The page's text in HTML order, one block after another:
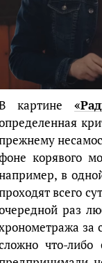
картине
корявого
в
всего
раз
за
что-либо